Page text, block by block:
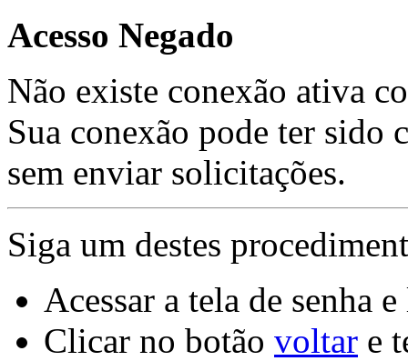
Acesso Negado
Não existe conexão ativa
Sua conexão pode ter sido
sem enviar solicitações.
Siga um destes
Acessar a tela de senha
Clicar no botão voltar e